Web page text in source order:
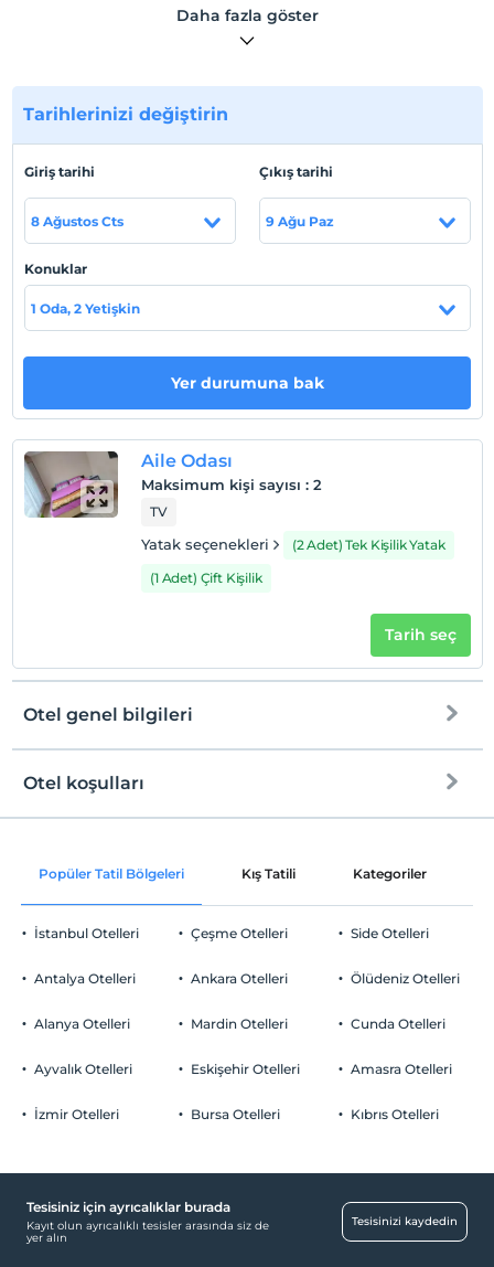
buzdolabı, mutfak ve mutfak araç gereçleri, gardırop
Tesis, Afyon Merkez'de konumlanmaktadır.
Otel koşulları
Check/in
En erken saat 10:00 ve sonrası
En geç saat 13:00 ve öncesi
Evcil hayvan kabul edilmemektedir.
Sigara
Odalarda sigara içilmez
2 yaşına kadar olan bebekler ücretsizdir.
Daha fazla göster
Tarihlerinizi değiştirin
Giriş tarihi
8 Ağustos Cts
Çıkış tarihi
9 Ağu Paz
Konuklar
1 Oda, 2 Yetişkin
Yer durumuna bak
Aile Odası
Maksimum kişi sayısı : 2
TV
Yatak seçenekleri
(2 Adet) Tek Kişilik Yatak
(1 Adet) Çift Kişilik
Tarih seç
Otel genel bilgileri
Ortak alanlar ve tüm odalar
Otopark
Ücretsiz Halka Açık Otopark
Ortak Alanlar
Otel koşulları
Check/in
Check/out
En geç saat 13:00 ve öncesi
Evcil Hayvan
2 yaşına kadar olan bebekler ücretsizdir.
Popüler Tatil Bölgeleri Kış Tatili Kategoriler
İstanbul Otelleri
Antalya Otelleri
Alanya Otelleri
Ayvalık Otelleri
İzmir Otelleri
Çeşme Otelleri
Ankara Otelleri
Mardin Otelleri
Eskişehir Otelleri
Bursa Otelleri
Side Otelleri
Ölüdeniz Otelleri
Cunda Otelleri
Amasra Otelleri
Kıbrıs Otelleri
Tesisiniz için ayrıcalıklar burada
Kayıt olun ayrıcalıklı tesisler arasında siz de
yer alın
Tesisinizi kaydedin